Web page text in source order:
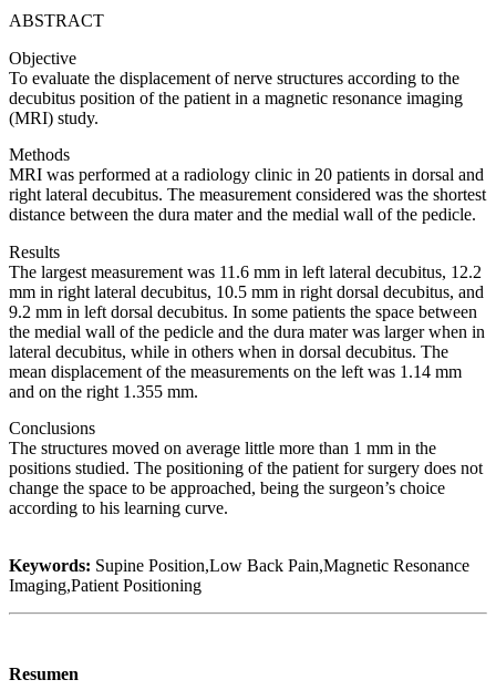
ABSTRACT
Objective
To evaluate the displacement of nerve structures according to the
decubitus position of the patient in a magnetic resonance imaging
(MRI) study.
Methods
MRI was performed at a radiology clinic in 20 patients in dorsal and
right lateral decubitus. The measurement considered was the shortest
distance between the dura mater and the medial wall of the pedicle.
Results
The largest measurement was 11.6 mm in left lateral decubitus, 12.2
mm in right lateral decubitus, 10.5 mm in right dorsal decubitus, and
9.2 mm in left dorsal decubitus. In some patients the space between
the medial wall of the pedicle and the dura mater was larger when in
lateral decubitus, while in others when in dorsal decubitus. The
mean displacement of the measurements on the left was 1.14 mm
and on the right 1.355 mm.
Conclusions
The structures moved on average little more than 1 mm in the
positions studied. The positioning of the patient for surgery does not
change the space to be approached, being the surgeon’s choice
according to his learning curve.
Keywords: Supine Position,Low Back Pain,Magnetic Resonance
Imaging,Patient Positioning
Resumen